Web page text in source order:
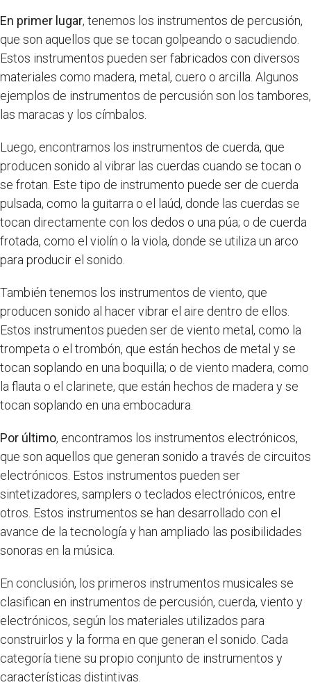
En primer lugar, tenemos los instrumentos de percusión,
que son aquellos que se tocan golpeando o sacudiendo.
Estos instrumentos pueden ser fabricados con diversos
materiales como madera, metal, cuero o arcilla. Algunos
ejemplos de instrumentos de percusión son los tambores,
las maracas y los címbalos.
Luego, encontramos los instrumentos de cuerda, que
producen sonido al vibrar las cuerdas cuando se tocan o
se frotan. Este tipo de instrumento puede ser de cuerda
pulsada, como la guitarra o el laúd, donde las cuerdas se
tocan directamente con los dedos o una púa; o de cuerda
frotada, como el violín o la viola, donde se utiliza un arco
para producir el sonido.
También tenemos los instrumentos de viento, que
producen sonido al hacer vibrar el aire dentro de ellos.
Estos instrumentos pueden ser de viento metal, como la
trompeta o el trombón, que están hechos de metal y se
tocan soplando en una boquilla; o de viento madera, como
la flauta o el clarinete, que están hechos de madera y se
tocan soplando en una embocadura.
Por último, encontramos los instrumentos electrónicos,
que son aquellos que generan sonido a través de circuitos
electrónicos. Estos instrumentos pueden ser
sintetizadores, samplers o teclados electrónicos, entre
otros. Estos instrumentos se han desarrollado con el
avance de la tecnología y han ampliado las posibilidades
sonoras en la música.
En conclusión, los primeros instrumentos musicales se
clasifican en instrumentos de percusión, cuerda, viento y
electrónicos, según los materiales utilizados para
construirlos y la forma en que generan el sonido. Cada
categoría tiene su propio conjunto de instrumentos y
características distintivas.